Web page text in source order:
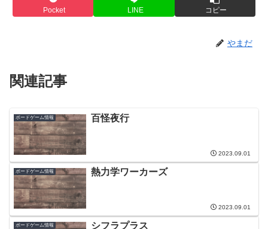
Pocket LINE コピー
やまだ
関連記事
ボードゲーム情報 百怪夜行
2023.09.01
ボードゲーム情報 熱力学ワーカーズ
2023.09.01
ボードゲーム情報 シフラプラス